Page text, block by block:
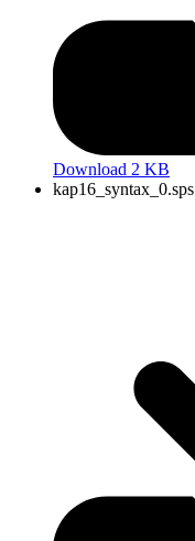
Download 2 KB
kap16_syntax_0.sps